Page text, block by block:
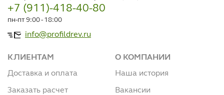
+7 (911)-418-40-80
пн-пт 9:00 - 18:00
info@profildrev.ru
КЛИЕНТАМ
Доставка и оплата
Заказать расчет
О КОМПАНИИ
Наша история
Вакансии